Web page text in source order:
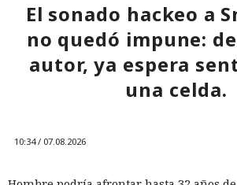
El sonado hackeo a
no quedó impune:
autor, ya espera
una celda.
10:34 / 07.08.2026